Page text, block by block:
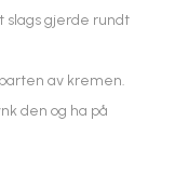
slags gjerde rundt
av kremen.
den og ha på